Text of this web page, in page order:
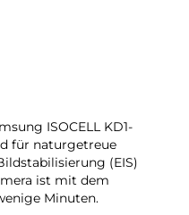
ISOCELL KD1-
für naturgetreue
(EIS)
ist mit dem
Minuten.